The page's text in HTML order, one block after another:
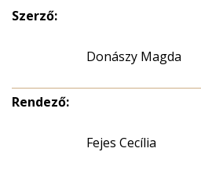
Szerző:
Donászy Magda
Rendező:
Fejes Cecília